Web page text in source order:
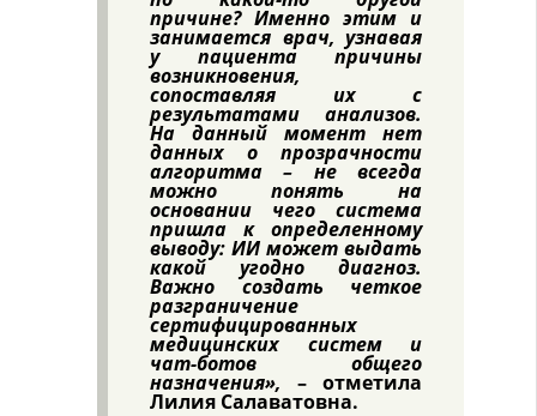
причине? Именно этим и
занимается врач, узнавая
у пациента причины
возникновения,
сопоставляя их с
результатами анализов.
На данный момент нет
данных о прозрачности
алгоритма – не всегда
можно понять на
основании чего система
пришла к определенному
выводу: ИИ может выдать
какой угодно диагноз.
Важно создать четкое
разграничение
сертифицированных
медицинских систем и
чат-ботов общего
назначения», – отметила
Лилия Салаватовна.